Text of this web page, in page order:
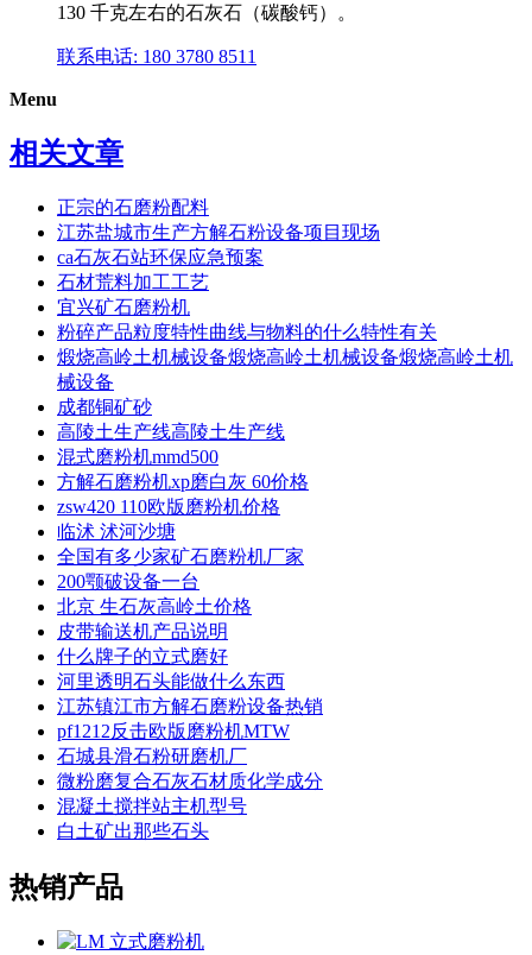
130 千克左右的石灰石（碳酸钙）。
联系电话: 180 3780 8511
Menu
相关文章
正宗的石磨粉配料
江苏盐城市生产方解石粉设备项目现场
ca石灰石站环保应急预案
石材荒料加工工艺
宜兴矿石磨粉机
粉碎产品粒度特性曲线与物料的什么特性有关
煅烧高岭土机械设备煅烧高岭土机械设备煅烧高岭土机
械设备
成都铜矿砂
高陵土生产线高陵土生产线
混式磨粉机mmd500
方解石磨粉机xp磨白灰 60价格
zsw420 110欧版磨粉机价格
临沭 沭河沙塘
全国有多少家矿石磨粉机厂家
200颚破设备一台
北京 生石灰高岭土价格
皮带输送机产品说明
什么牌子的立式磨好
河里透明石头能做什么东西
江苏镇江市方解石磨粉设备热销
pf1212反击欧版磨粉机MTW
石城县滑石粉研磨机厂
微粉磨复合石灰石材质化学成分
混凝土搅拌站主机型号
白土矿出那些石头
热销产品